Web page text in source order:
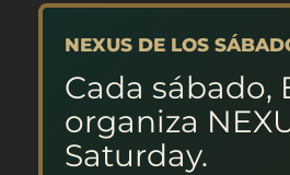
NEXUS DE LOS
Cada sábado,
organiza
Saturday.